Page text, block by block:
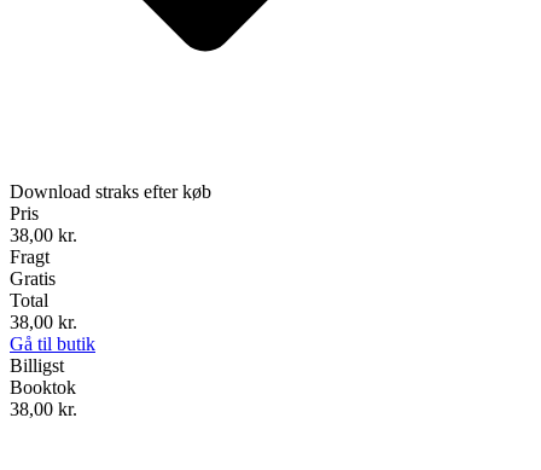
Download straks efter køb
Pris
38,00 kr.
Fragt
Gratis
Total
38,00 kr.
Gå til butik
Billigst
Booktok
38,00 kr.